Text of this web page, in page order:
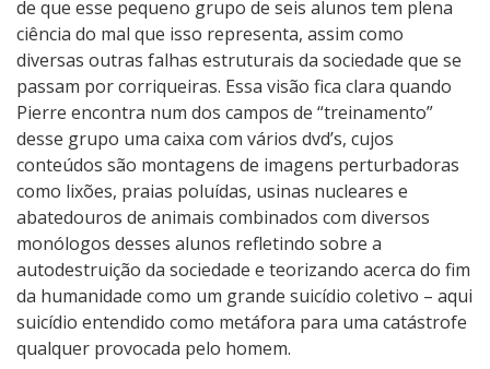
de que esse pequeno grupo de seis alunos tem plena
ciência do mal que isso representa, assim como
diversas outras falhas estruturais da sociedade que se
passam por corriqueiras. Essa visão fica clara quando
Pierre encontra num dos campos de “treinamento”
desse grupo uma caixa com vários dvd’s, cujos
conteúdos são montagens de imagens perturbadoras
como lixões, praias poluídas, usinas nucleares e
abatedouros de animais combinados com diversos
monólogos desses alunos refletindo sobre a
autodestruição da sociedade e teorizando acerca do fim
da humanidade como um grande suicídio coletivo – aqui
suicídio entendido como metáfora para uma catástrofe
qualquer provocada pelo homem.